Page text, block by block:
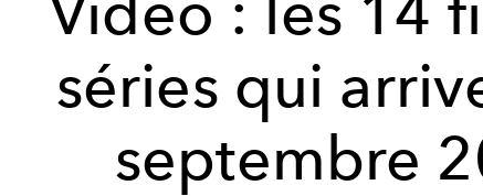
séries qui
septembre